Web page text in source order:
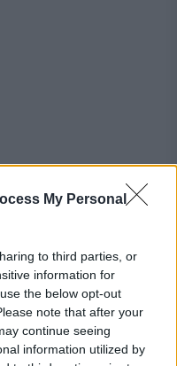
My Personal
to third parties, or
information for
the below opt-out
note that after your
continue seeing
information utilized by